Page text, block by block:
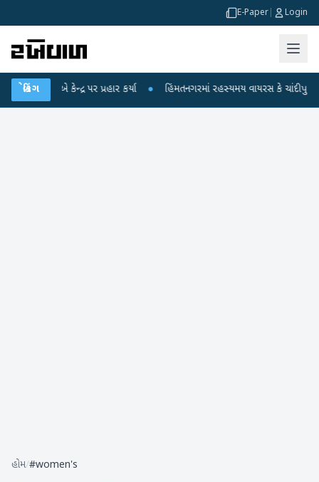
E-Paper Login
બ્રેકિંગ
ગાંધીએ કેન્દ્ર પર પ્રહાર કર્યા ● હિંમતનગરમાં રહસ્યમય વાયરસ કે ચાંદીપુરા? 6
હોમ/#women's